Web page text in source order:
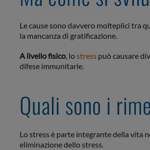
Le cause sono davvero molteplici tra
la mancanza di gratificazione.
A livello fisico, lostress può causare
difese immunitarie.
Quali sono i
Lo stress è parte integrante della vita
eliminazione dello stress.